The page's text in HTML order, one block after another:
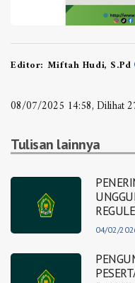
Editor: Miftah Hudi, S.Pd
08/07/2025 14:58, Dilihat
Tulisan lainnya
04/02/